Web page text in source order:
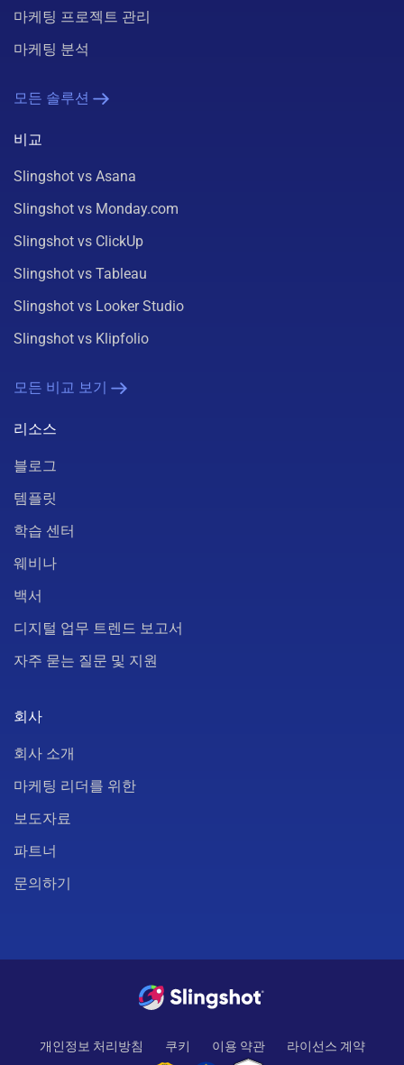
마케팅 프로젝트 관리
마케팅 분석
모든 솔루션
비교
Slingshot vs Asana
Slingshot vs Monday.com
Slingshot vs ClickUp
Slingshot vs Tableau
Slingshot vs Looker Studio
Slingshot vs Klipfolio
모든 비교 보기
리소스
블로그
템플릿
학습 센터
웨비나
백서
디지털 업무 트렌드 보고서
자주 묻는 질문 및 지원
회사
회사 소개
마케팅 리더를 위한
보도자료
파트너
문의하기
개인정보 처리방침 쿠키 이용 약관 라이선스 계약